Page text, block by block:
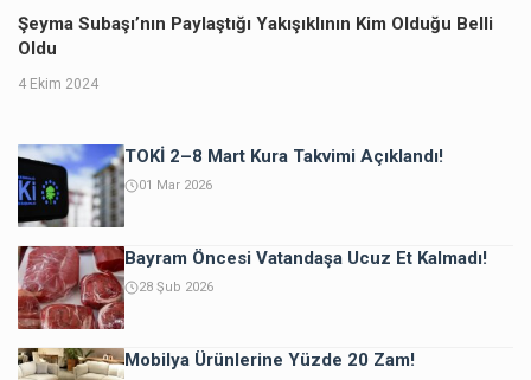
Şeyma Subaşı’nın Paylaştığı Yakışıklının Kim Olduğu Belli
Oldu
4 Ekim 2024
TOKİ 2–8 Mart Kura Takvimi Açıklandı!
01 Mar 2026
Bayram Öncesi Vatandaşa Ucuz Et Kalmadı!
28 Şub 2026
Mobilya Ürünlerine Yüzde 20 Zam!